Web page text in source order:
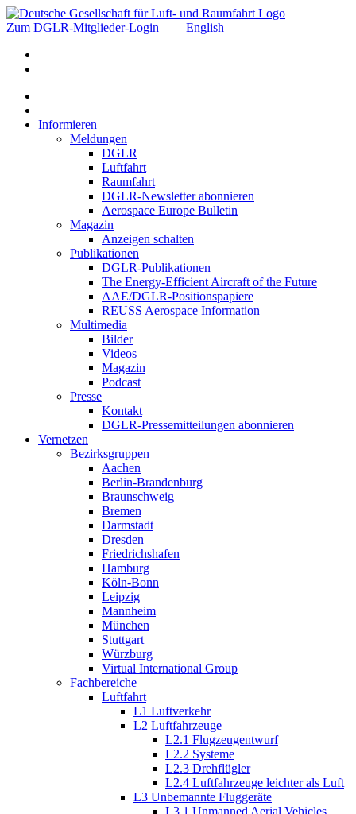
Zum DGLR-Mitglieder-Login English
Informieren
Meldungen
DGLR
Luftfahrt
Raumfahrt
DGLR-Newsletter abonnieren
Aerospace Europe Bulletin
Magazin
Anzeigen schalten
Publikationen
DGLR-Publikationen
The Energy-Efficient Aircraft of the Future
AAE/DGLR-Positionspapiere
REUSS Aerospace Information
Multimedia
Bilder
Videos
Magazin
Podcast
Presse
Kontakt
DGLR-Pressemitteilungen abonnieren
Vernetzen
Bezirksgruppen
Aachen
Berlin-Brandenburg
Braunschweig
Bremen
Darmstadt
Dresden
Friedrichshafen
Hamburg
Köln-Bonn
Leipzig
Mannheim
München
Stuttgart
Würzburg
Virtual International Group
Fachbereiche
Luftfahrt
L1 Luftverkehr
L2 Luftfahrzeuge
L2.1 Flugzeugentwurf
L2.2 Systeme
L2.3 Drehflügler
L2.4 Luftfahrzeuge leichter als Luft
L3 Unbemannte Fluggeräte
L3.1 Unmanned Aerial Vehicles